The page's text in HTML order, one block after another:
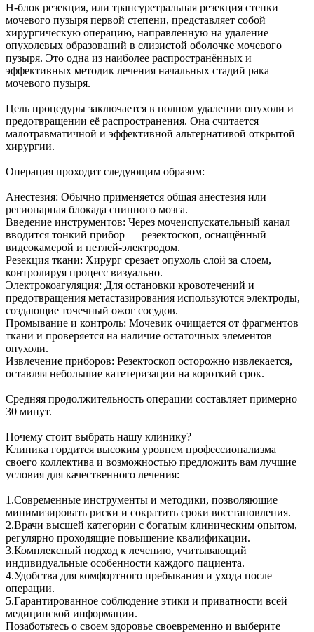
Н-блок резекция, или трансуретральная резекция стенки
мочевого пузыря первой степени, представляет собой
хирургическую операцию, направленную на удаление
опухолевых образований в слизистой оболочке мочевого
пузыря. Это одна из наиболее распространённых и
эффективных методик лечения начальных стадий рака
мочевого пузыря.
Цель процедуры заключается в полном удалении опухоли и
предотвращении её распространения. Она считается
малотравматичной и эффективной альтернативой открытой
хирургии.
Операция проходит следующим образом:
Анестезия: Обычно применяется общая анестезия или
регионарная блокада спинного мозга.
Введение инструментов: Через мочеиспускательный канал
вводится тонкий прибор — резектоскоп, оснащённый
видеокамерой и петлей-электродом.
Резекция ткани: Хирург срезает опухоль слой за слоем,
контролируя процесс визуально.
Электрокоагуляция: Для остановки кровотечений и
предотвращения метастазирования используются электроды,
создающие точечный ожог сосудов.
Промывание и контроль: Мочевик очищается от фрагментов
ткани и проверяется на наличие остаточных элементов
опухоли.
Извлечение приборов: Резектоскоп осторожно извлекается,
оставляя небольшие катетеризации на короткий срок.
Средняя продолжительность операции составляет примерно
30 минут.
Почему стоит выбрать нашу клинику?
Клиника гордится высоким уровнем профессионализма
своего коллектива и возможностью предложить вам лучшие
условия для качественного лечения:
1.Современные инструменты и методики, позволяющие
минимизировать риски и сократить сроки восстановления.
2.Врачи высшей категории с богатым клиническим опытом,
регулярно проходящие повышение квалификации.
3.Комплексный подход к лечению, учитывающий
индивидуальные особенности каждого пациента.
4.Удобства для комфортного пребывания и ухода после
операции.
5.Гарантированное соблюдение этики и приватности всей
медицинской информации.
Позаботьтесь о своем здоровье своевременно и выберите